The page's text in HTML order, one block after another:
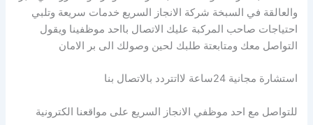
والعالقة في السبخة شركة الانجاز السريع خدمات سريعة وتلبي
احتياجات صاحب المركبة عليك الاتصال بااحد موظفينا ويقول
التواصل معك ومتابعتة طلبك لحين وصولك الى بر الامان
استشارة مجانية 24ساعة لااتتردد بالاتصال بنا
للتواصل مع احد موظفي الانجاز السريع على مواقعنا الكترونية